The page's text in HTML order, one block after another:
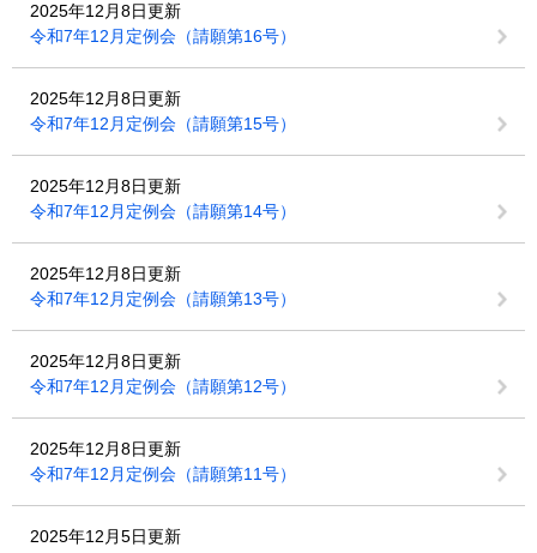
2025年12月8日更新
令和7年12月定例会（請願第16号）
2025年12月8日更新
令和7年12月定例会（請願第15号）
2025年12月8日更新
令和7年12月定例会（請願第14号）
2025年12月8日更新
令和7年12月定例会（請願第13号）
2025年12月8日更新
令和7年12月定例会（請願第12号）
2025年12月8日更新
令和7年12月定例会（請願第11号）
2025年12月5日更新